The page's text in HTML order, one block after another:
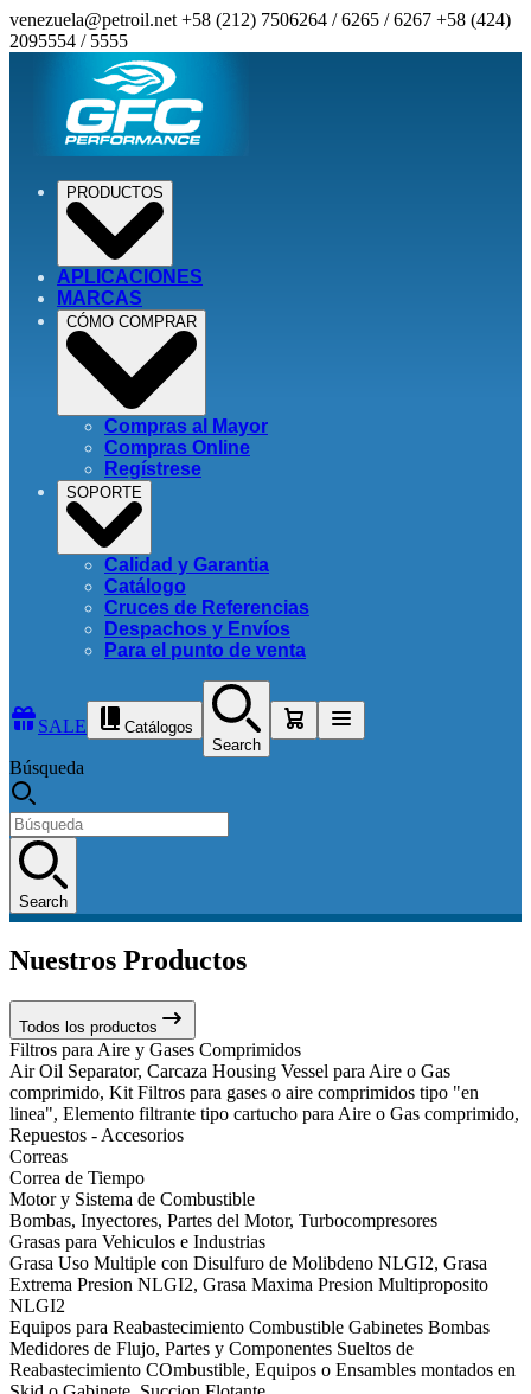
venezuela@petroil.net +58 (212) 7506264 / 6265 / 6267 +58 (424)
2095554 / 5555
PRODUCTOS
APLICACIONES
MARCAS
CÓMO COMPRAR
Compras al Mayor
Compras Online
Regístrese
SOPORTE
Calidad y Garantia
Catálogo
Cruces de Referencias
Despachos y Envíos
Para el punto de venta
SALE
Catálogos
Search
Búsqueda
Search
Nuestros Productos
Todos los productos
Filtros para Aire y Gases Comprimidos
Air Oil Separator, Carcaza Housing Vessel para Aire o Gas
comprimido, Kit Filtros para gases o aire comprimidos tipo "en
linea", Elemento filtrante tipo cartucho para Aire o Gas comprimido,
Repuestos - Accesorios
Correas
Correa de Tiempo
Motor y Sistema de Combustible
Bombas, Inyectores, Partes del Motor, Turbocompresores
Grasas para Vehiculos e Industrias
Grasa Uso Multiple con Disulfuro de Molibdeno NLGI2, Grasa
Extrema Presion NLGI2, Grasa Maxima Presion Multiproposito
NLGI2
Equipos para Reabastecimiento Combustible Gabinetes Bombas
Medidores de Flujo, Partes y Componentes Sueltos de
Reabastecimiento COmbustible, Equipos o Ensambles montados en